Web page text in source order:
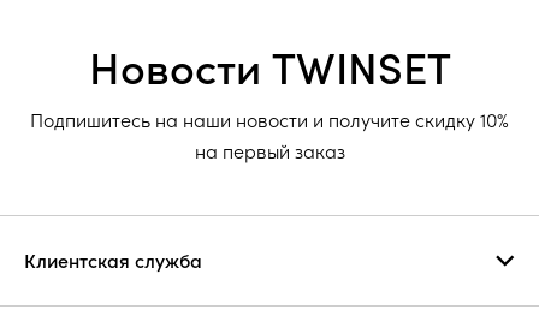
Новости TWINSET
Подпишитесь на наши новости и получите скидку 10%
на первый заказ
Клиентская служба